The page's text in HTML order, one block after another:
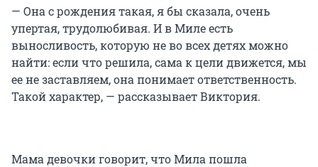
— Она с рождения такая, я бы сказала, очень
упертая, трудолюбивая. И в Миле есть
выносливость, которую не во всех детях можно
найти: если что решила, сама к цели движется, мы
ее не заставляем, она понимает ответственность.
Такой характер, — рассказывает Виктория.
Мама девочки говорит, что Мила пошла